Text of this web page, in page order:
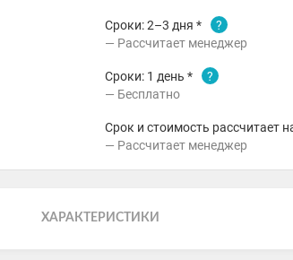
Сроки: 2–3 дня *
?
Рассчитает менеджер
Сроки: 1 день *
?
Бесплатно
Срок и стоимость рассчитает
Рассчитает менеджер
ХАРАКТЕРИСТИКИ